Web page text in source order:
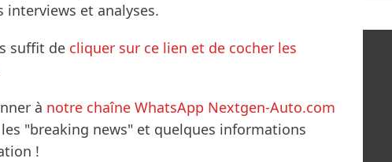
et analyses.
suffit de cliquer sur ce lien et de cocher les
à notre chaîne WhatsApp Nextgen-Auto.com
"breaking news" et quelques informations
!